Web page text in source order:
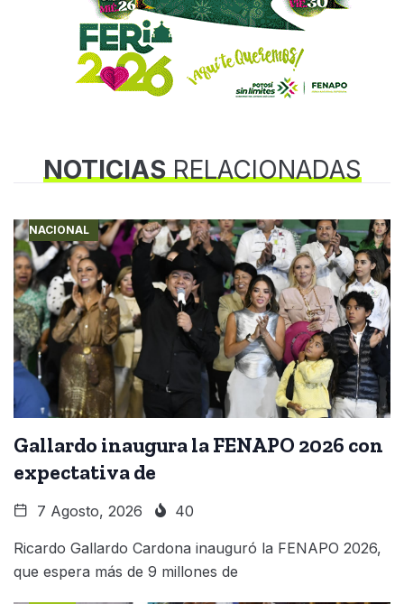
NOTICIASRELACIONADAS
NACIONAL
Gallardo inaugura la FENAPO 2026 con
expectativa de
7 Agosto, 2026 40
Ricardo Gallardo Cardona inauguró la FENAPO 2026,
que espera más de 9 millones de